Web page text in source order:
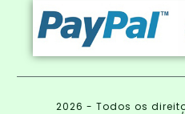
2026 - Todos os